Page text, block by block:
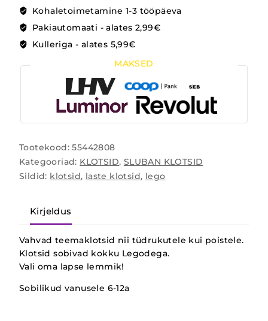
Kohaletoimetamine 1-3 tööpäeva
Pakiautomaati - alates 2,99€
Kulleriga - alates 5,99€
MAKSED
Tootekood:55442808
Kategooriad: KLOTSID, SLUBAN KLOTSID
Sildid: klotsid, laste klotsid, lego
Kirjeldus
Vahvad teemaklotsid nii tüdrukutele kui poistele.
Klotsid sobivad kokku Legodega.
Vali oma lapse lemmik!
Sobilikud vanusele 6-12a